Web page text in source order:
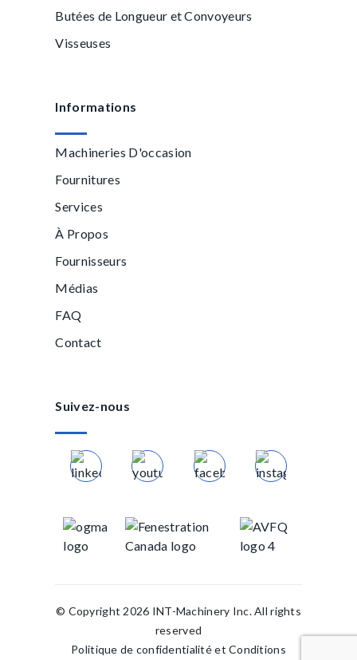
Butées de Longueur et Convoyeurs
Visseuses
Informations
Machineries D'occasion
Fournitures
Services
À Propos
Fournisseurs
Médias
FAQ
Contact
Suivez-nous
© Copyright 2026 INT-Machinery Inc. All rights
reserved
Politique de confidentialitéetConditions